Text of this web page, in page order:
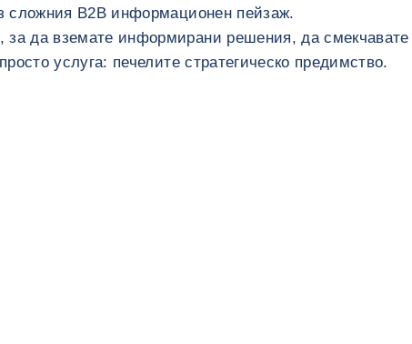
сложния B2B информационен пейзаж.
да вземате информирани решения, да смекчавате
услуга: печелите стратегическо предимство.